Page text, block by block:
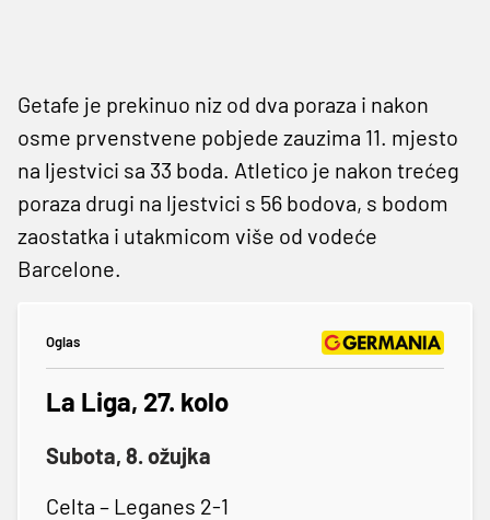
Getafe je prekinuo niz od dva poraza i nakon
osme prvenstvene pobjede zauzima 11. mjesto
na ljestvici sa 33 boda. Atletico je nakon trećeg
poraza drugi na ljestvici s 56 bodova, s bodom
zaostatka i utakmicom više od vodeće
Barcelone.
Oglas
La Liga, 27. kolo
Subota, 8. ožujka
Celta – Leganes 2-1